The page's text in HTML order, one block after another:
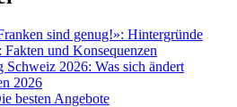
sind genug!»: Hintergründe
und Konsequenzen
Schweiz 2026: Was sich ändert
2026
besten Angebote